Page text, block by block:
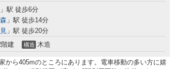
」駅 徒歩6分
」駅 徒歩14分
」駅 徒歩20分
建 構造 木造
から405mのところにあります。電車移動の多い方に嬉